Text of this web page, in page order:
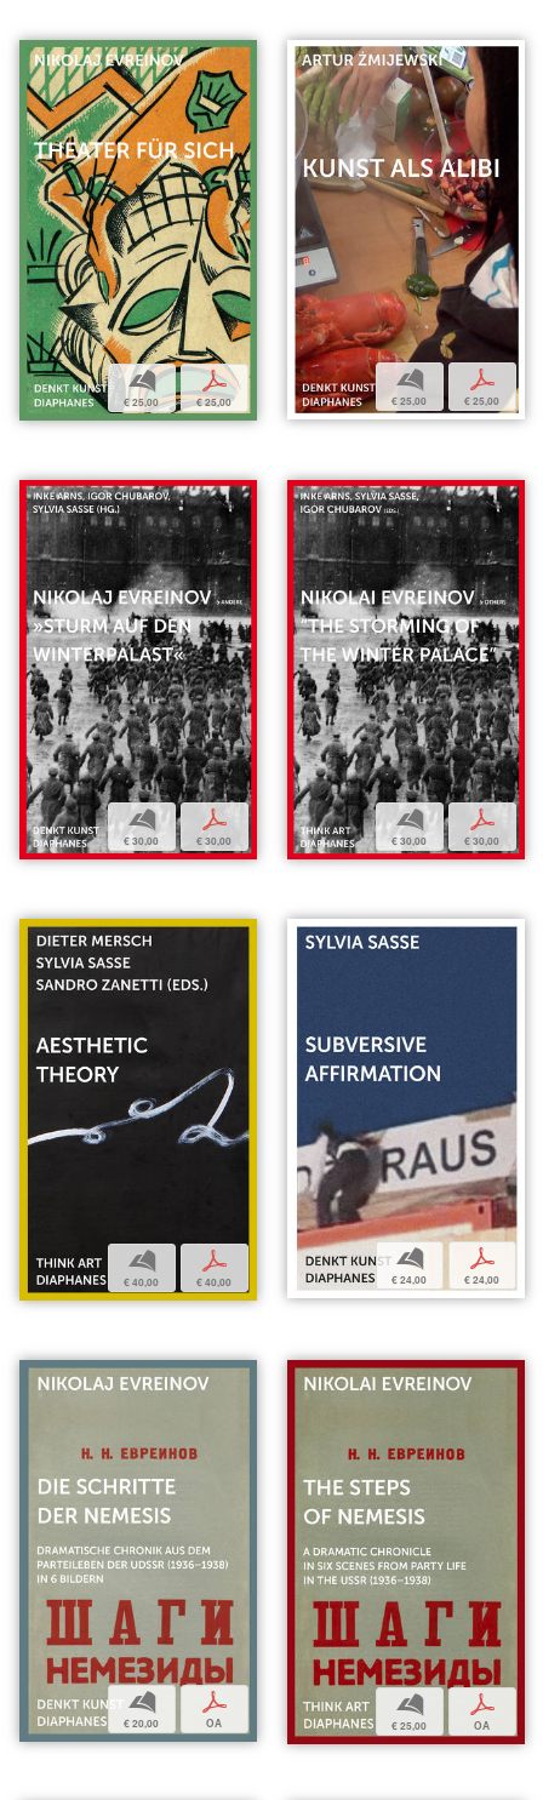
b
€ 25,00
p
€ 25,00
b
€ 25,00
p
€ 25,00
b
€ 30,00
p
€ 30,00
b
€ 30,00
p
€ 30,00
b
€ 40,00
p
€ 40,00
b
€ 24,00
p
€ 24,00
b
€ 20,00
p
OA
b
€ 25,00
p
OA